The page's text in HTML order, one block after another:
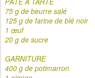
75 g de beurre salé
125 g de farine de blé noir
1 œuf
20 g de sucre
GARNITURE
400 g de potimarron